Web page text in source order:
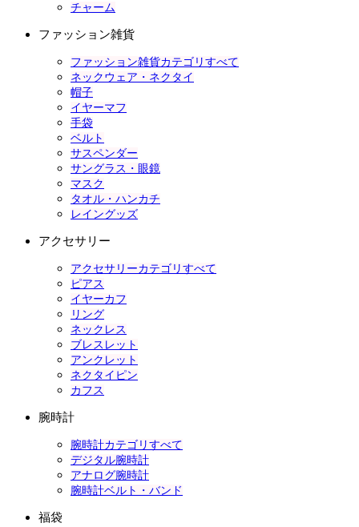
チャーム
ファッション雑貨
ファッション雑貨カテゴリすべて
ネックウェア・ネクタイ
帽子
イヤーマフ
手袋
ベルト
サスペンダー
サングラス・眼鏡
マスク
タオル・ハンカチ
レイングッズ
アクセサリー
アクセサリーカテゴリすべて
ピアス
イヤーカフ
リング
ネックレス
ブレスレット
アンクレット
ネクタイピン
カフス
腕時計
腕時計カテゴリすべて
デジタル腕時計
アナログ腕時計
腕時計ベルト・バンド
福袋